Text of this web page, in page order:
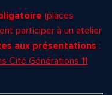
(places
participer à un atelier
aux présentations :
Cité Générations 11